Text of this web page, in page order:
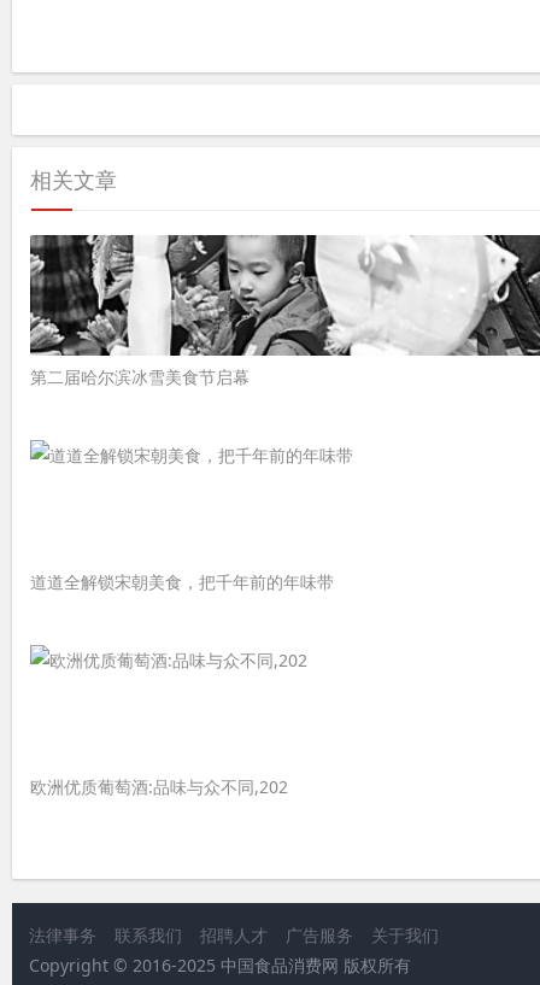
相关文章
第二届哈尔滨冰雪美食节启幕
道道全解锁宋朝美食，把千年前的年味带
欧洲优质葡萄酒:品味与众不同,202
法律事务 联系我们 招聘人才 广告服务
关于我们
Copyright © 2016-2025 中国食品消费网 版权所有